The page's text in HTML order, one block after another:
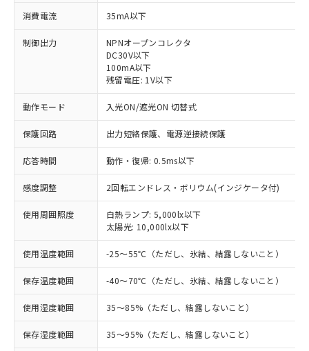
消費電流 35mA以下
制御出力
NPNオープンコレクタ
DC30V以下
100mA以下
残留電圧: 1V以下
動作モード 入光ON/遮光ON 切替式
保護回路 出力短絡保護、電源逆接続保護
応答時間 動作・復帰: 0.5ms以下
感度調整 2回転エンドレス・ボリウム(インジケータ付)
使用周囲照度
白熱ランプ: 5,000lx以下
太陽光: 10,000lx以下
使用温度範囲 -25～55℃（ただし、氷結、結露しないこと）
保存温度範囲 -40～70℃（ただし、氷結、結露しないこと）
使用湿度範囲 35～85%（ただし、結露しないこと）
保存湿度範囲 35～95%（ただし、結露しないこと）
ご利用条件
※1 対応状況
対応済み：EU RoHS指令（10物質）の
非含有に対応した製品が提供可能な商品で
す。
対応予定：EU RoHS指令（10物質）の非含
有に対応した製品に切り替える予定のある